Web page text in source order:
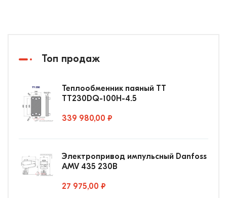
Топ продаж
Теплообменник паяный ТТ
ТТ230DQ-100Н-4.5
339 980,00 ₽
Электропривод импульсный Danfoss
AMV 435 230В
27 975,00 ₽